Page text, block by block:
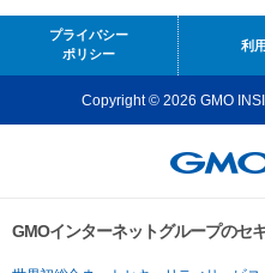
プライバシー
ポリシー
利
Copyright © 2026 GMO
GMOインターネットグループのセ